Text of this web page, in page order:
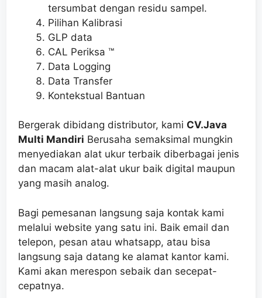
tersumbat dengan residu sampel.
Pilihan Kalibrasi
GLP data
CAL Periksa ™
Data Logging
Data Transfer
Kontekstual Bantuan
Bergerak dibidang distributor, kami CV.Java
Multi Mandiri Berusaha semaksimal mungkin
menyediakan alat ukur terbaik diberbagai jenis
dan macam alat-alat ukur baik digital maupun
yang masih analog.
Bagi pemesanan langsung saja kontak kami
melalui website yang satu ini. Baik email dan
telepon, pesan atau whatsapp, atau bisa
langsung saja datang ke alamat kantor kami.
Kami akan merespon sebaik dan secepat-
cepatnya.